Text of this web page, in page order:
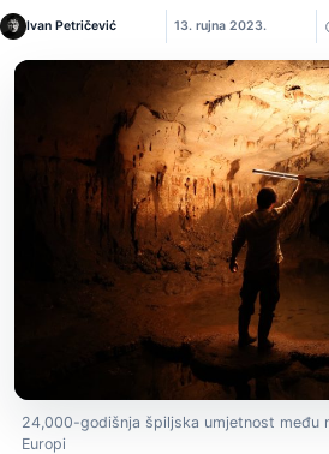
Ivan Petričević 13. rujna 2023.
24,000-godišnja špiljska umjetnost među
Europi